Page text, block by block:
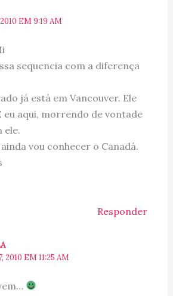
EM 9:19 AM
sequencia com a diferença
já está em Vancouver. Ele
eu aqui, morrendo de vontade
ele.
vou conhecer o Canadá.
Responder
2010 EM 11:25 AM